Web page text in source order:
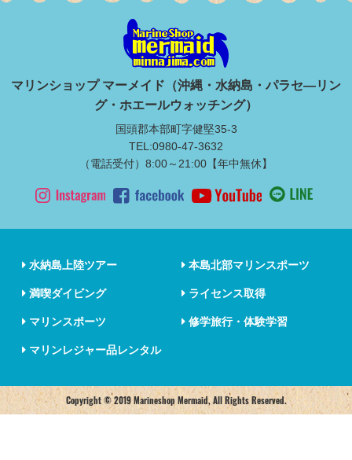
マリンショップ マーメイド（沖縄・水納島・パラセ―リン
グ・ホエールウォッチング）
国頭郡本部町字健堅35-3
TEL:0980-47-3632
（電話受付）8:00～21:00【年中無休】
水納島上陸ツアー 本島北部マリンスポーツ
満喫ダイビング ライセンス取得
マリンスポーツ 修学旅行・体験学習
マリンレジャー品レンタル
Copyright © 2019 Marineshop Mermaid, All Rights Reserved.